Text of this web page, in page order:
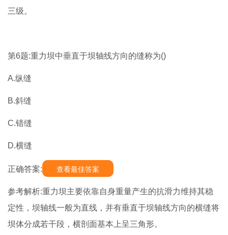
三级。
第6题:重力坝中垂直于坝轴线方向的缝称为()
A.纵缝
B.斜缝
C.错缝
D.横缝
正确答案: 查看最佳答案
参考解析:重力坝主要依靠自身重量产生的抗滑力维持其稳
定性，坝轴线一般为直线，并有垂直于坝轴线方向的横缝将
坝体分成若干段，横剖面基本上呈三角形。